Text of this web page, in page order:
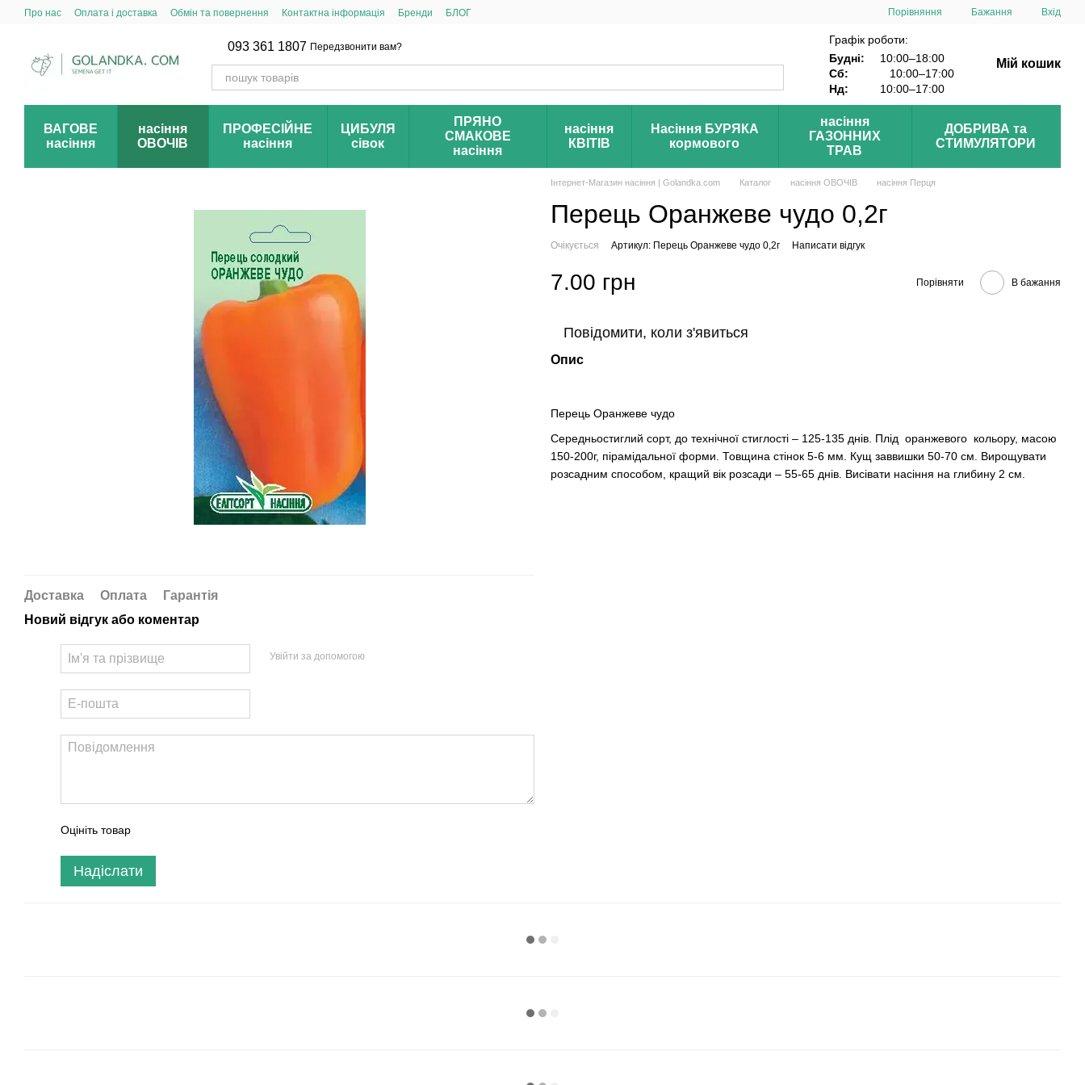
Перейти до основного контенту
Про нас Оплата і доставка Обмін та повернення Контактна інформація Бренди БЛОГ Порівняння Бажання Вхід
093 361 1807 Передзвонити вам?
Графік роботи:
Будні:
10:00–18:00
Сб:
10:00–17:00
Нд:
10:00–17:00
Мій кошик
ВАГОВЕ
насіння
насіння
ОВОЧІВ
ПРОФЕСІЙНЕ
насіння
ЦИБУЛЯ
сівок
ПРЯНО
СМАКОВЕ
насіння
насіння
КВІТІВ
Насіння БУРЯКА
кормового
насіння
ГАЗОННИХ
ТРАВ
ДОБРИВА та
СТИМУЛЯТОРИ
Доставка Оплата
Гарантія
Новий відгук або коментар
Увійти за допомогою
Оцініть товар
Надіслати
Інтернет-Магазин насіння | Golandka.com Каталог насіння ОВОЧІВ насіння Перця
Перець Оранжеве чудо 0,2г
Очікується Артикул: Перець Оранжеве чудо 0,2г Написати відгук
7.00 грн Порівняти В бажання
Повідомити, коли з'явиться
Опис
Перець Оранжеве чудо
Середньостиглий сорт, до технічної стиглості – 125-135 днів. Плід оранжевого кольору, масою
150-200г, пірамідальної форми. Товщина стінок 5-6 мм. Кущ заввишки 50-70 см. Вирощувати
розсадним способом, кращий вік розсади – 55-65 днів. Висівати насіння на глибину 2 см.